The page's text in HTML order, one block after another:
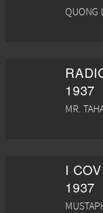
QUONG
1937
MR.
I
1937